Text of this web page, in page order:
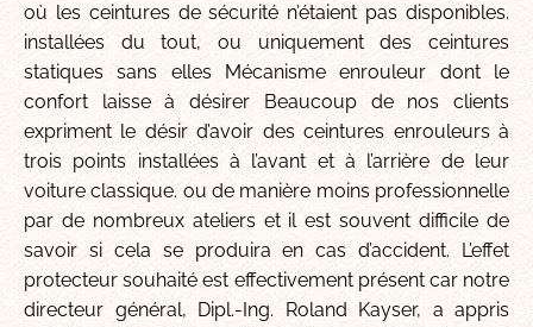
où les ceintures de sécurité n’étaient pas disponibles.
installées du tout, ou uniquement des ceintures
statiques sans elles Mécanisme enrouleur dont le
confort laisse à désirer Beaucoup de nos clients
expriment le désir d’avoir des ceintures enrouleurs à
trois points installées à l’avant et à l’arrière de leur
voiture classique. ou de manière moins professionnelle
par de nombreux ateliers et il est souvent difficile de
savoir si cela se produira en cas d’accident. L’effet
protecteur souhaité est effectivement présent car notre
directeur général, Dipl.-Ing. Roland Kayser, a appris